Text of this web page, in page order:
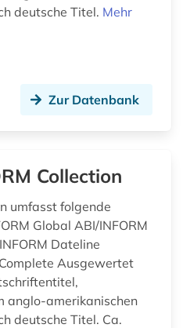
betriebsorganisation (1)
deutsche Titel. Mehr
Zur Datenbank
Collection
umfasst folgende
Dateline
Ausgewertet
anglo-amerikanischen
deutsche Titel. Ca.